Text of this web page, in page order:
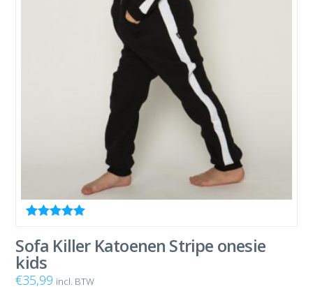
5.00
uit 5
Sofa Killer Katoenen Stripe onesie
kids
€35,99 incl. BTW